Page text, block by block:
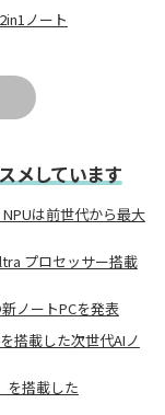
ノート
メしています
は前世代から最大
プロセッサー搭載
ノートPCを発表
搭載した次世代AIノ
を搭載した